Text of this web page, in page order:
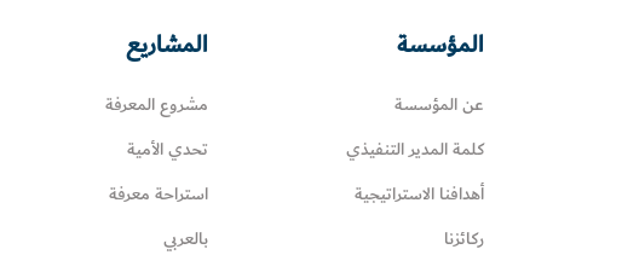
المؤسسة
عن المؤسسة
كلمة المدير التنفيذي
أهدافنا الاستراتيجية
ركائزنا
المشاريع
مشروع المعرفة
تحدي الأمية
استراحة معرفة
بالعربي